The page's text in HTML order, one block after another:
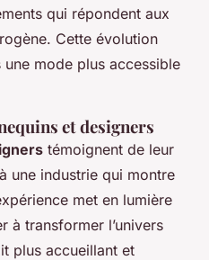
qui répondent aux
Cette évolution
mode plus accessible
et designers
témoignent de leur
une industrie qui montre
met en lumière
à transformer l’univers
plus accueillant et